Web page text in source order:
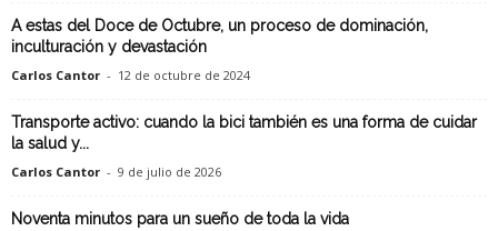
A estas del Doce de Octubre, un proceso de dominación,
inculturación y devastación
Carlos Cantor - 12 de octubre de 2024
Transporte activo: cuando la bici también es una forma de cuidar
la salud y...
Carlos Cantor - 9 de julio de 2026
Noventa minutos para un sueño de toda la vida